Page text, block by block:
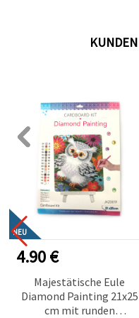
NEU
4.90 €
Majestätische Eule
Diamond Painting 21x25
cm mit runden